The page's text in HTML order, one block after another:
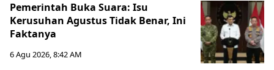
Pemerintah Buka Suara: Isu
Kerusuhan Agustus Tidak Benar, Ini
Faktanya
6 Agu 2026, 8:42 AM